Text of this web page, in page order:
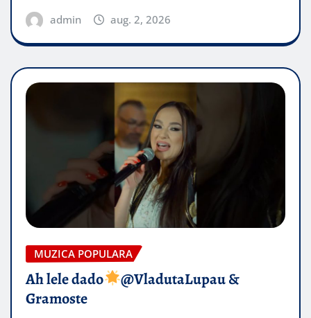
admin aug. 2, 2026
MUZICA POPULARA
Ah lele dado​
@VladutaLupau &
Gramoste